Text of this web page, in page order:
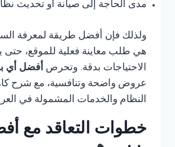
مدى الحاجة إلى صيانة أو تحديث
ولذلك فإن أفضل طريقة لمعرفة
هي طلب معاينة فعلية للموقع، حتى
الاحتياجات بدقة. وتحرص أفضل أي
عروض واضحة وتنافسية، مع شرح
النظام والخدمات المشمولة في
خطوات التعاقد مع